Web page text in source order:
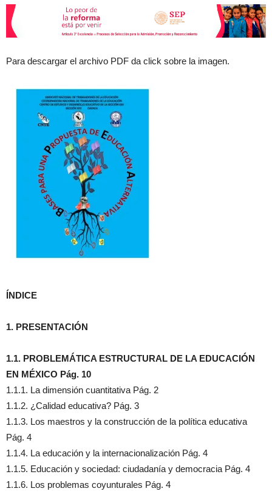
XXII
Para descargar el archivo PDF da click sobre la imagen.
ÍNDICE
1. PRESENTACIÓN
1.1. PROBLEMÁTICA ESTRUCTURAL DE LA EDUCACIÓN
EN MÉXICO Pág. 10
1.1.1. La dimensión cuantitativa Pág. 2
1.1.2. ¿Calidad educativa? Pág. 3
1.1.3. Los maestros y la construcción de la política educativa
Pág. 4
1.1.4. La educación y la internacionalización Pág. 4
1.1.5. Educación y sociedad: ciudadanía y democracia Pág. 4
1.1.6. Los problemas coyunturales Pág. 4